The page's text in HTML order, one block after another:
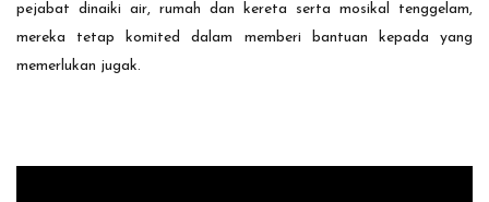
pejabat dinaiki air, rumah dan kereta serta mosikal tenggelam,
mereka tetap komited dalam memberi bantuan kepada yang
memerlukan jugak.